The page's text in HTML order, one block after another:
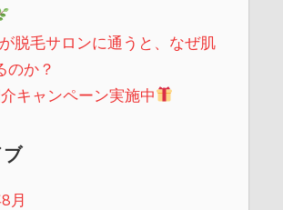
脱毛サロンに通うと、なぜ肌
のか？
キャンペーン実施中
月